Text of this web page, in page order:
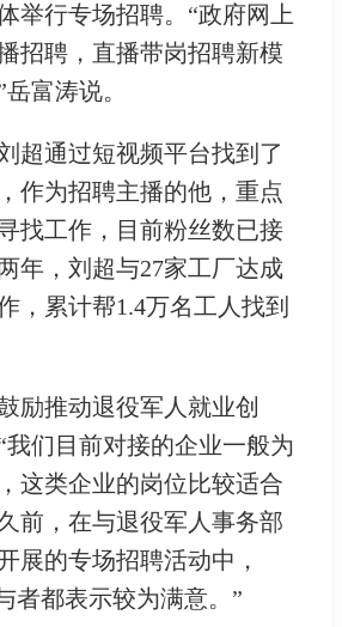
举行专场招聘。“政府网上
招聘，直播带岗招聘新模
富涛说。
通过短视频平台找到了
作为招聘主播的他，重点
找工作，目前粉丝数已接
年，刘超与27家工厂达成
，累计帮1.4万名工人找到
推动退役军人就业创
我们目前对接的企业一般为
这类企业的岗位比较适合
前，在与退役军人事务部
展的专场招聘活动中，
者都表示较为满意。”